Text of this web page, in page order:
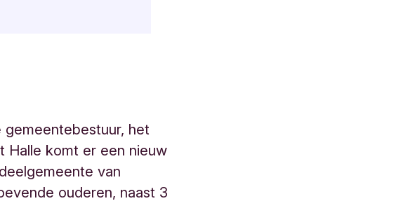
het
Halle komt er een nieuw
van
ouderen, naast 3